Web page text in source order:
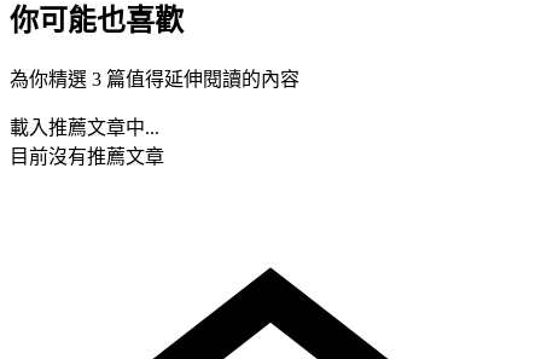
你可能也喜歡
為你精選 3 篇值得延伸閱讀的內容
載入推薦文章中...
目前沒有推薦文章